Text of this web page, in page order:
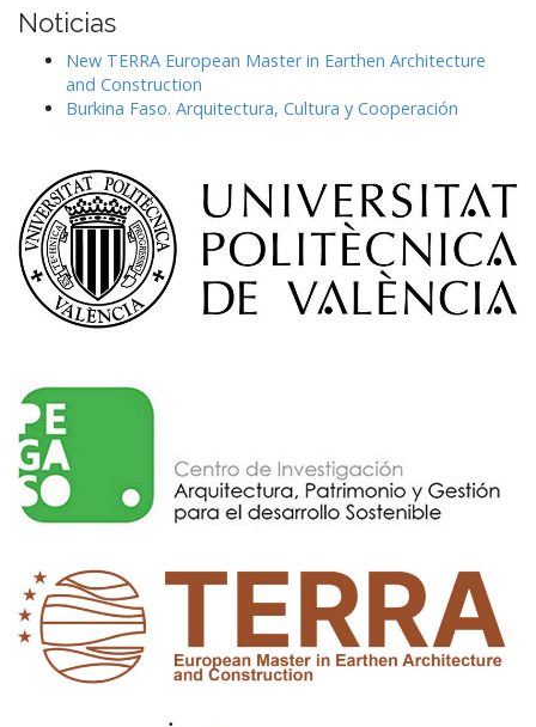
Noticias
New TERRA European Master in Earthen Architecture
and Construction
Burkina Faso. Arquitectura, Cultura y Cooperación